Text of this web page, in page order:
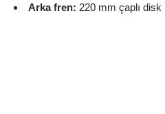
Arka fren: 220 mm çaplı disk